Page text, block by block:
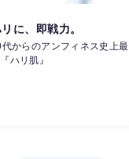
に、即戦力。
からのアンフィネス史上最
ハリ肌』